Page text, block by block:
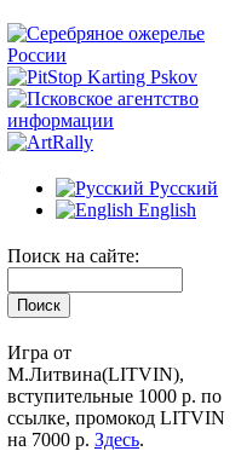
Русский
English
Поиск на сайте:
Игра от
М.Литвина(LITVIN),
вступительные 1000 р. по
ссылке, промокод LITVIN
на 7000 р. Здесь.